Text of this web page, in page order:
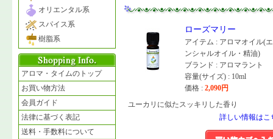
オリエンタル系
スパイス系
樹脂系
アロマ・タイムのトップ
お買い物方法
会員ガイド
法律に基づく表記
送料・手数料について
ローズマリー
アイテム : アロマオイル(
ンシャルオイル・精油)
ブランド : アロマラント
容量(サイズ) : 10ml
価格 : 2,090円
ユーカリに似たスッキリした香り
詳しい情報はこ